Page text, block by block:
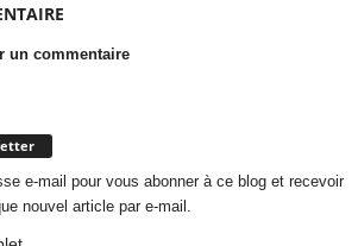
un commentaire
e-mail pour vous abonner à ce blog et recevoir
nouvel article par e-mail.